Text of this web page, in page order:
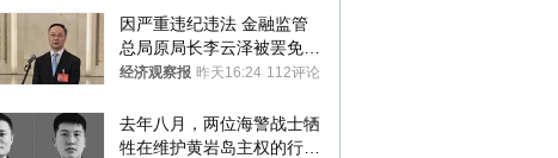
因严重违纪违法 金融监管
总局原局长李云泽被罢免全
国人大代表
经济观察报 昨天16:24 112评论
去年八月，两位海警战士牺
牲在维护黄岩岛主权的行动